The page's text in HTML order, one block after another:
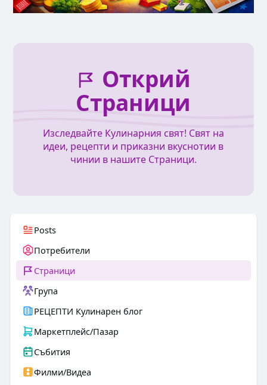
Открий
Страници
Изследвайте Кулинарния свят! Свят на
идеи, рецепти и приказни вкуснотии в
чинии в нашите Страници.
Posts
Потребители
Страници
Група
РЕЦЕПТИ Кулинарен блог
Маркетплейс/Пазар
Събития
Филми/Видеа